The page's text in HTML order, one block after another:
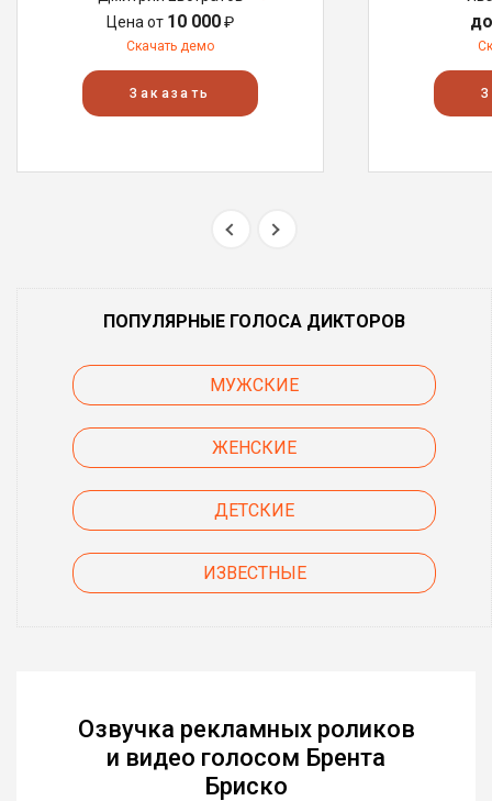
Цена от 10 000₽
Скачать демо
Заказать
ПОПУЛЯРНЫЕ ГОЛОСА ДИКТОРОВ
МУЖСКИЕ
ЖЕНСКИЕ
ДЕТСКИЕ
ИЗВЕСТНЫЕ
Озвучка рекламных роликов
и видео голосом Брента
Бриско